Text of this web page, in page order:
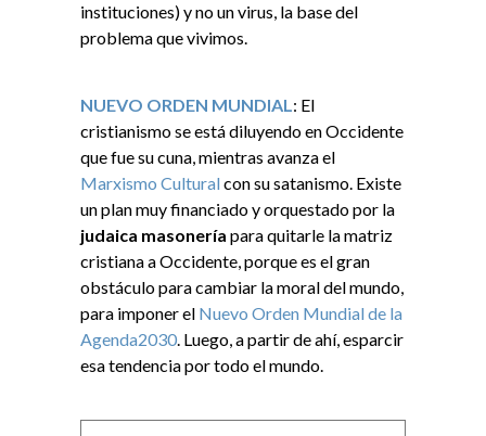
instituciones) y no un virus, la base del
problema que vivimos.
NUEVO ORDEN MUNDIAL: El
cristianismo se está diluyendo en Occidente
que fue su cuna, mientras avanza el
Marxismo Culturalcon su satanismo. Existe
un plan muy financiado y orquestado por la
judaica masonería para quitarle la matriz
cristiana a Occidente, porque es el gran
obstáculo para cambiar la moral del mundo,
para imponer el Nuevo Orden Mundial de la
Agenda2030. Luego, a partir de ahí, esparcir
esa tendencia por todo el mundo.